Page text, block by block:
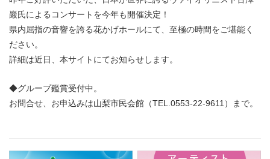
巖氏によるコンサートを今年も開催決定！
県内屈指の音響を誇る花かげホールにて、至極の時間をご堪能く
ださい。
詳細は近日、本サイトにてお知らせします。
◆グループ鑑賞受付中。
お問合せ、お申込みは山梨市民会館（TEL.0553-22-9611）まで。